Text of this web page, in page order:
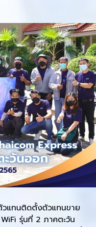
นติดตั้งตัวแทนขาย
รุ่นที่ 2 ภาคตะวัน